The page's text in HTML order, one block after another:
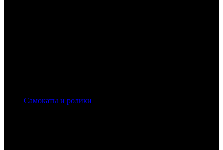
Самокаты и ролики